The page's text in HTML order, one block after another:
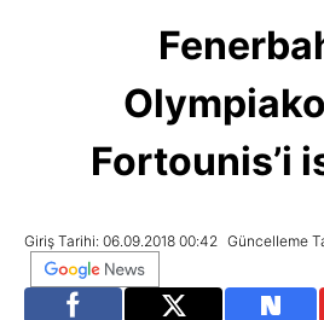
Fortounis’i
Giriş Tarihi: 06.09.2018 00:42 Güncelleme